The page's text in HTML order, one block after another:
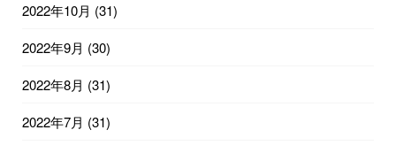
2022年10月 (31)
2022年9月 (30)
2022年8月 (31)
2022年7月 (31)